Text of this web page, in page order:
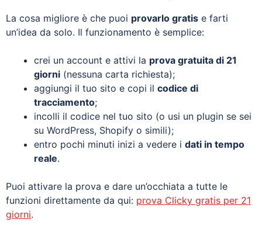
La cosa migliore è che puoi provarlo gratis e farti
un’idea da solo. Il funzionamento è semplice:
crei un account e attivi la prova gratuita di 21
giorni (nessuna carta richiesta);
aggiungi il tuo sito e copi il codice di
tracciamento;
incolli il codice nel tuo sito (o usi un plugin se sei
su WordPress, Shopify o simili);
entro pochi minuti inizi a vedere i dati in tempo
reale.
Puoi attivare la prova e dare un’occhiata a tutte le
funzioni direttamente da qui: prova Clicky gratis per 21
giorni.